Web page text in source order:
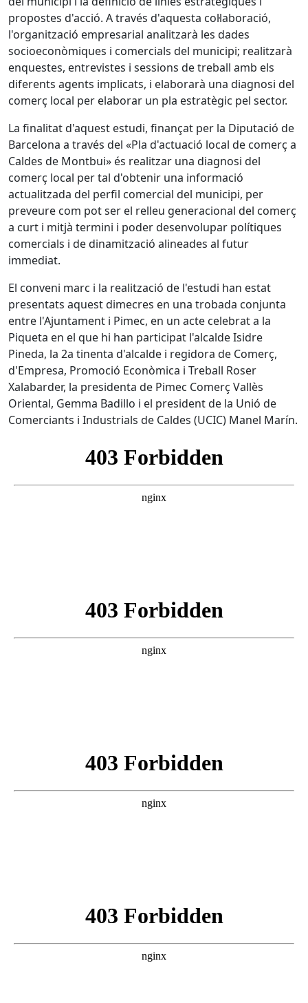
propostes d'acció. A través d'aquesta col·laboració,
l'organització empresarial analitzarà les dades
socioeconòmiques i comercials del municipi; realitzarà
enquestes, entrevistes i sessions de treball amb els
diferents agents implicats, i elaborarà una diagnosi del
comerç local per elaborar un pla estratègic pel sector.
La finalitat d'aquest estudi, finançat per la Diputació de
Barcelona a través del «Pla d'actuació local de comerç a
Caldes de Montbui» és realitzar una diagnosi del
comerç local per tal d'obtenir una informació
actualitzada del perfil comercial del municipi, per
preveure com pot ser el relleu generacional del comerç
a curt i mitjà termini i poder desenvolupar polítiques
comercials i de dinamització alineades al futur
immediat.
El conveni marc i la realització de l'estudi han estat
presentats aquest dimecres en una trobada conjunta
entre l'Ajuntament i Pimec, en un acte celebrat a la
Piqueta en el que hi han participat l'alcalde Isidre
Pineda, la 2a tinenta d'alcalde i regidora de Comerç,
d'Empresa, Promoció Econòmica i Treball Roser
Xalabarder, la presidenta de Pimec Comerç Vallès
Oriental, Gemma Badillo i el president de la Unió de
Comerciants i Industrials de Caldes (UCIC) Manel Marín.